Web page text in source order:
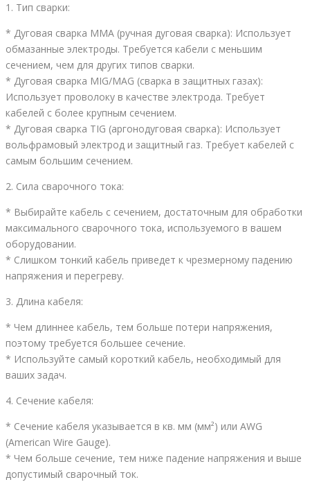
1. Тип сварки:
* Дуговая сварка ММА (ручная дуговая сварка): Использует
обмазанные электроды. Требуется кабели с меньшим
сечением, чем для других типов сварки.
* Дуговая сварка MIG/MAG (сварка в защитных газах):
Использует проволоку в качестве электрода. Требует
кабелей с более крупным сечением.
* Дуговая сварка TIG (аргонодуговая сварка): Использует
вольфрамовый электрод и защитный газ. Требует кабелей с
самым большим сечением.
2. Сила сварочного тока:
* Выбирайте кабель с сечением, достаточным для обработки
максимального сварочного тока, используемого в вашем
оборудовании.
* Слишком тонкий кабель приведет к чрезмерному падению
напряжения и перегреву.
3. Длина кабеля:
* Чем длиннее кабель, тем больше потери напряжения,
поэтому требуется большее сечение.
* Используйте самый короткий кабель, необходимый для
ваших задач.
4. Сечение кабеля:
* Сечение кабеля указывается в кв. мм (мм²) или AWG
(American Wire Gauge).
* Чем больше сечение, тем ниже падение напряжения и выше
допустимый сварочный ток.